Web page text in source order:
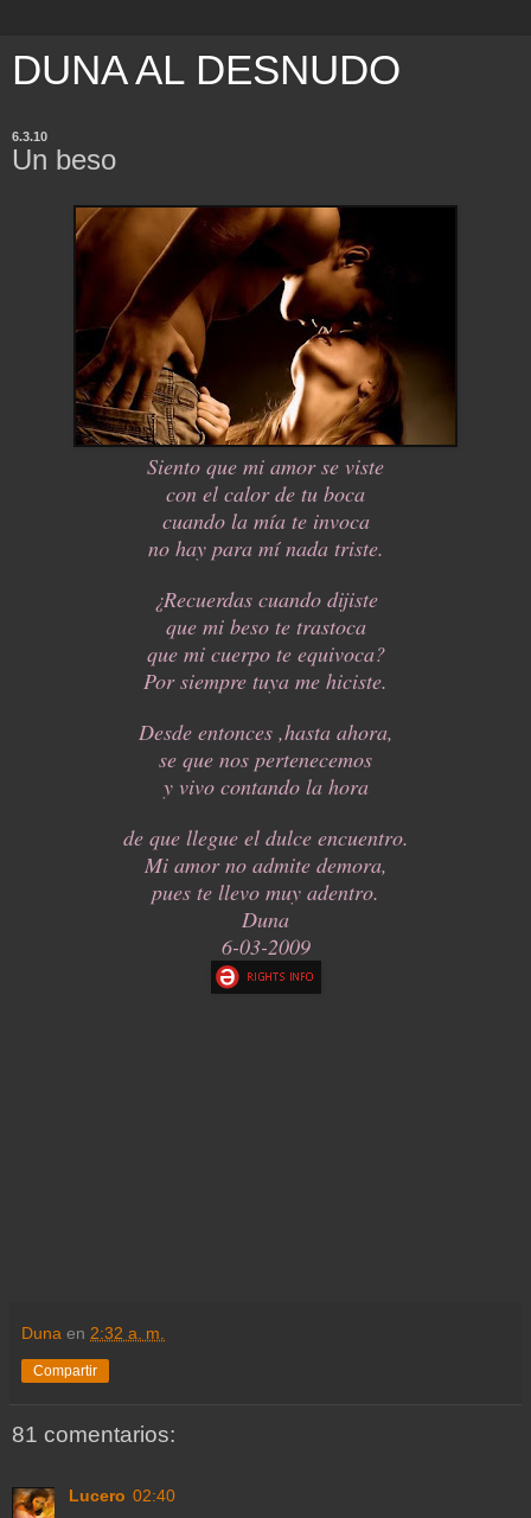
DUNA AL DESNUDO
6.3.10
Un beso
Siento que mi amor se viste
con el calor de tu boca
cuando la mía te invoca
no hay para mí nada triste.
¿Recuerdas cuando dijiste
que mi beso te trastoca
que mi cuerpo te equivoca?
Por siempre tuya me hiciste.
Desde entonces ,hasta ahora,
se que nos pertenecemos
y vivo contando la hora
de que llegue el dulce encuentro.
Mi amor no admite demora,
pues te llevo muy adentro.
Duna
6-03-2009
Duna en 2:32 a. m.
Compartir
81 comentarios:
Lucero 02:40